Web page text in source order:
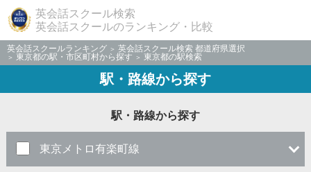
英会話スクール検索
英会話スクールのランキング・比較
英会話スクールランキング
英会話スクール検索 都道府県選択
東京都の駅・市区町村から探す
東京都の駅検索
駅・路線から探す
駅・路線から探す
東京メトロ有楽町線